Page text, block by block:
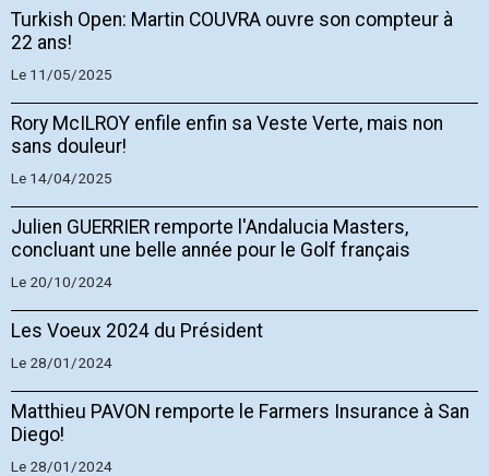
Turkish Open: Martin COUVRA ouvre son compteur à
22 ans!
Le 11/05/2025
Rory McILROY enfile enfin sa Veste Verte, mais non
sans douleur!
Le 14/04/2025
Julien GUERRIER remporte l'Andalucia Masters,
concluant une belle année pour le Golf français
Le 20/10/2024
Les Voeux 2024 du Président
Le 28/01/2024
Matthieu PAVON remporte le Farmers Insurance à San
Diego!
Le 28/01/2024